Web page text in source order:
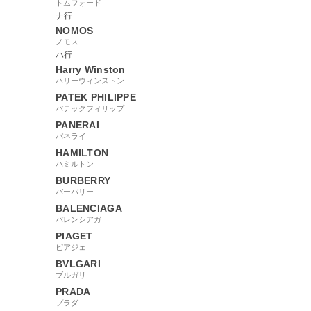
トムフォード
ナ行
NOMOS
ノモス
ハ行
Harry Winston
ハリーウィンストン
PATEK PHILIPPE
パテックフィリップ
PANERAI
パネライ
HAMILTON
ハミルトン
BURBERRY
バーバリー
BALENCIAGA
バレンシアガ
PIAGET
ピアジェ
BVLGARI
ブルガリ
PRADA
プラダ